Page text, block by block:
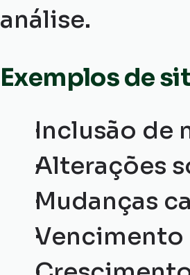
análise.
Exemplos de
Inclusão de
Alterações
Mudanças